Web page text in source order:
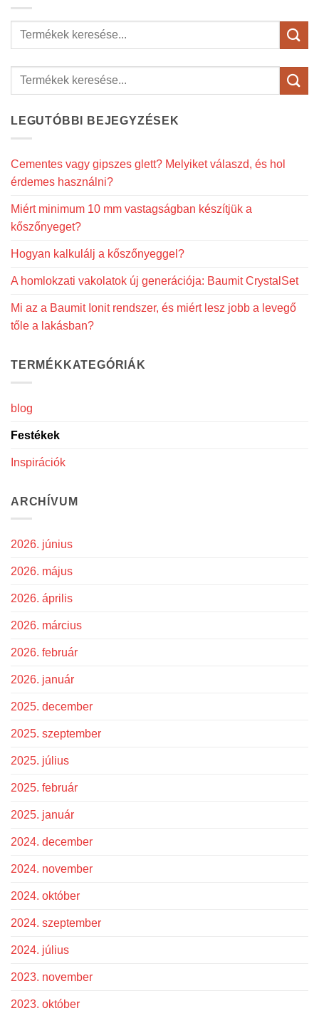
Keresés
LEGUTÓBBI BEJEGYZÉSEK
Cementes vagy gipszes glett? Melyiket válaszd, és hol
érdemes használni?
Miért minimum 10 mm vastagságban készítjük a
kőszőnyeget?
Hogyan kalkulálj a kőszőnyeggel?
A homlokzati vakolatok új generációja: Baumit CrystalSet
Mi az a Baumit Ionit rendszer, és miért lesz jobb a levegő
tőle a lakásban?
TERMÉKKATEGÓRIÁK
blog
Festékek
Inspirációk
ARCHÍVUM
2026. június
2026. május
2026. április
2026. március
2026. február
2026. január
2025. december
2025. szeptember
2025. július
2025. február
2025. január
2024. december
2024. november
2024. október
2024. szeptember
2024. július
2023. november
2023. október